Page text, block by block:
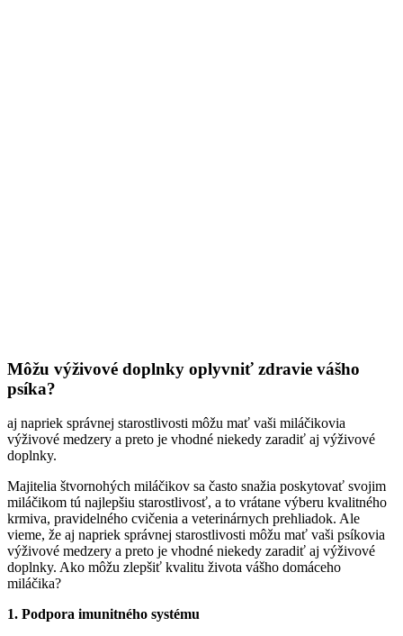
Môžu výživové doplnky oplyvniť zdravie vášho
psíka?
aj napriek správnej starostlivosti môžu mať vaši miláčikovia
výživové medzery a preto je vhodné niekedy zaradiť aj výživové
doplnky.
Majitelia štvornohých miláčikov sa často snažia poskytovať svojim
miláčikom tú najlepšiu starostlivosť, a to vrátane výberu kvalitného
krmiva, pravidelného cvičenia a veterinárnych prehliadok. Ale
vieme, že aj napriek správnej starostlivosti môžu mať vaši psíkovia
výživové medzery a preto je vhodné niekedy zaradiť aj výživové
doplnky. Ako môžu zlepšiť kvalitu života vášho domáceho
miláčika?
1. Podpora imunitného systému